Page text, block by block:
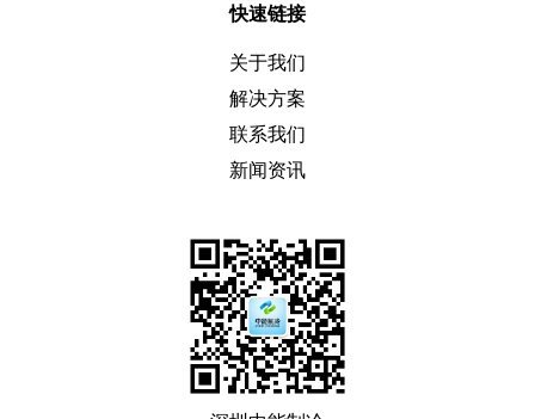
快速链接
关于我们
解决方案
联系我们
新闻资讯